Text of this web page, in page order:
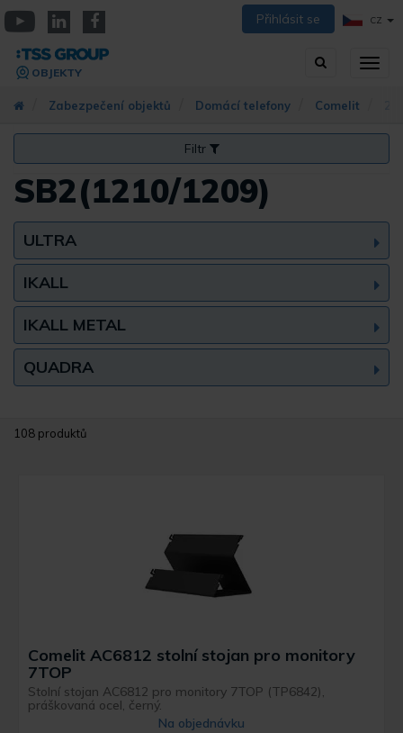
Přejít
k
hlavnímu
obsahu
Přihlásit se CZ
Vyhledávání
OBJEKTY
Zabezpečení objektů Domácí telefony Comelit
Filtr
SB2(1210/1209)
ULTRA
IKALL
IKALL METAL
QUADRA
108 produktů
Comelit AC6812 stolní stojan pro monitory
7TOP
Stolní stojan AC6812 pro monitory 7TOP (TP6842),
práškovaná ocel, černý.
Na objednávku